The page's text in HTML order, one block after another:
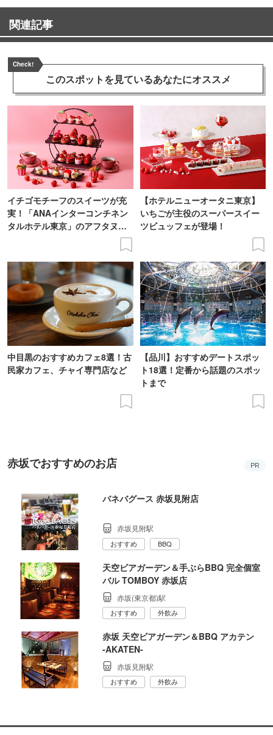
関連記事
Check!
このスポットを見ているあなたにオススメ
イチゴモチーフのスイーツが充
実！「ANAインターコンチネン
タルホテル東京」のアフタヌー
【ホテルニューオータニ東京】
いちごが主役のスーパースイー
ツビュッフェが登場！
中目黒のおすすめカフェ8選！古
民家カフェ、チャイ専門店など
【品川】おすすめデートスポッ
ト18選！定番から話題のスポッ
トまで
赤坂でおすすめのお店 PR
バネバグース 赤坂見附店
赤坂見附駅
おすすめ BBQ
天空ビアガーデン＆手ぶらBBQ 完全個室
バル TOMBOY 赤坂店
赤坂(東京都)駅
おすすめ 外飲み
赤坂 天空ビアガーデン＆BBQ アカテン
‐AKATEN‐
赤坂見附駅
おすすめ 外飲み